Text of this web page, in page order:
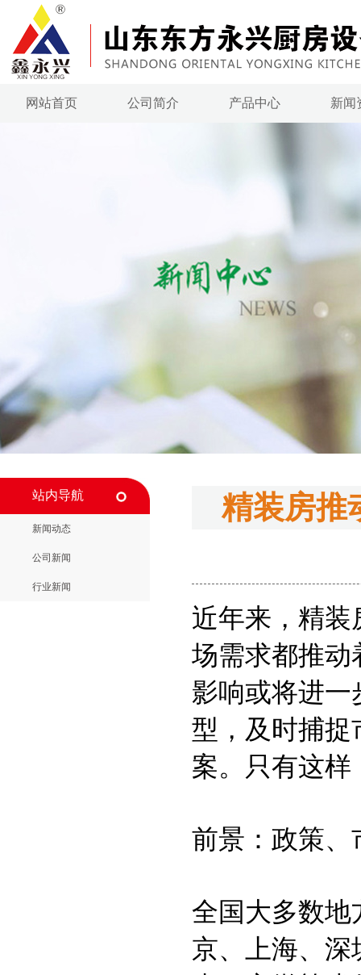
网站首页 公司简介 产品中心 新闻
站内导航
新闻动态
公司新闻
行业新闻
精装房推
近年来，精装
场需求都推动
影响或将进一
型，及时捕捉
案。只有这样
前景：政策、
全国大多数地
京、上海、深